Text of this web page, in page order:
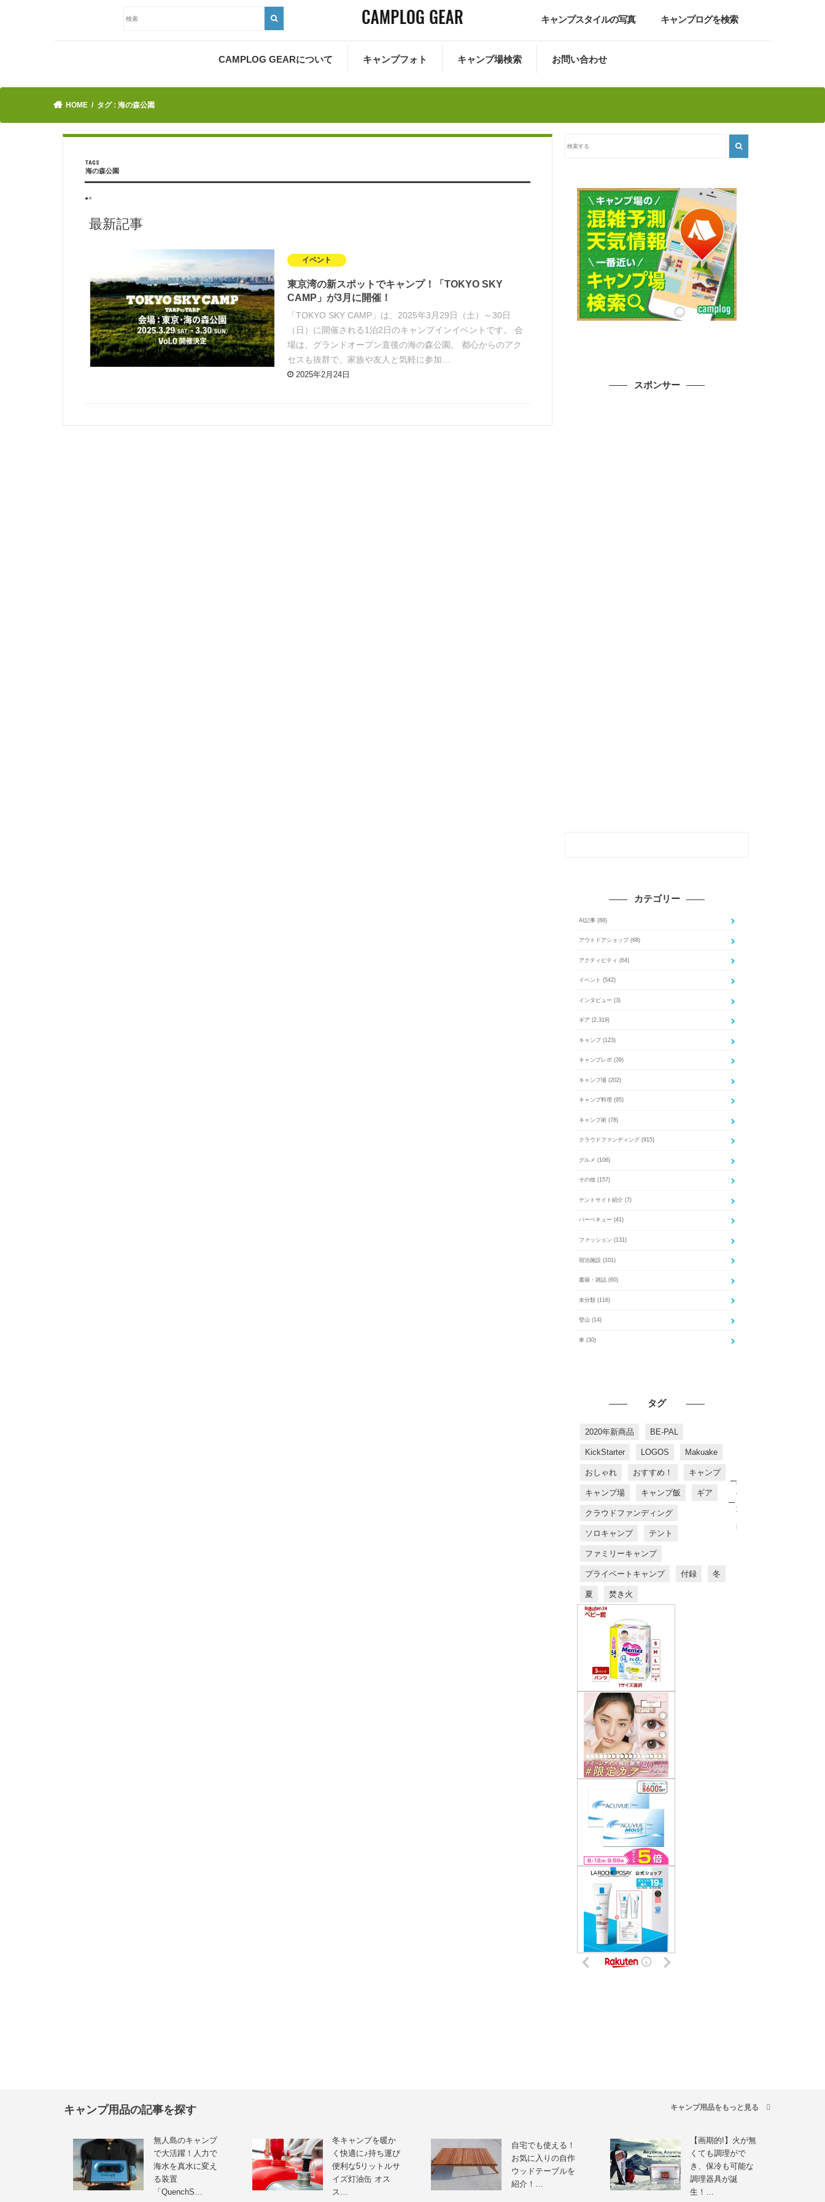
キャンプスタイルの写真 キャンプログを検索
CAMPLOG GEARについて キャンプフォト キャンプ場検索 お問い合わせ
HOME タグ : 海の森公園
海の森公園
●×
最新記事
イベント
東京湾の新スポットでキャンプ！「TOKYO SKY
CAMP」が3月に開催！
「TOKYO SKY CAMP」は、2025年3月29日（土）～30日
（日）に開催される1泊2日のキャンプインイベントです。 会
場は、グランドオープン直後の海の森公園。 都心からのアク
セスも抜群で、家族や友人と気軽に参加…
2025年2月24日
スポンサー
カテゴリー
AI記事 (88)
アウトドアショップ (68)
アクティビティ (64)
イベント (542)
インタビュー (3)
ギア (2,319)
キャンプ (123)
キャンプレポ (39)
キャンプ場 (202)
キャンプ料理 (95)
キャンプ術 (78)
クラウドファンディング (915)
グルメ (106)
その他 (157)
テントサイト紹介 (7)
バーベキュー (41)
ファッション (131)
宿泊施設 (101)
書籍・雑誌 (60)
未分類 (116)
登山 (14)
車 (30)
タグ
2020年新商品 BE-PAL
KickStarter LOGOS Makuake
おしゃれ おすすめ！ キャンプ
キャンプ場 キャンプ飯 ギア
クラウドファンディング
ソロキャンプ テント
ファミリーキャンプ
プライベートキャンプ 付録 冬
夏 焚き火
す
す
め
商
品
キャンプ用品の記事を探す キャンプ用品をもっと見る
無人島のキャンプ
で大活躍！人力で
海水を真水に変え
る装置
「QuenchS…
冬キャンプを暖か
く快適に♪持ち運び
便利な5リットルサ
イズ灯油缶 オス
ス…
自宅でも使える！
お気に入りの自作
ウッドテーブルを
紹介！…
【画期的!】火が無
くても調理がで
き、保冷も可能な
調理器具が誕
生！…